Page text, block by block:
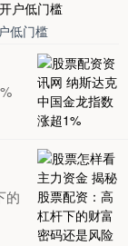
低门槛
的